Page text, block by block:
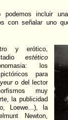
incluir
con señalar uno
y erótico,
estético
los
para
o del lector
muy
la publicidad
Loewe...), la
Newton,